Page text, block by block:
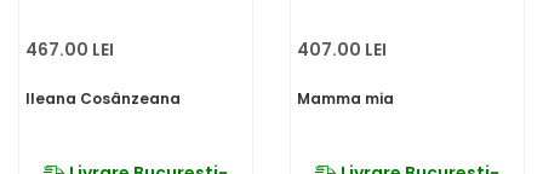
467.00 LEI
Ileana Cosânzeana
407.00 LEI
Mamma mia